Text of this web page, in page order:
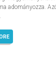
adományozza.